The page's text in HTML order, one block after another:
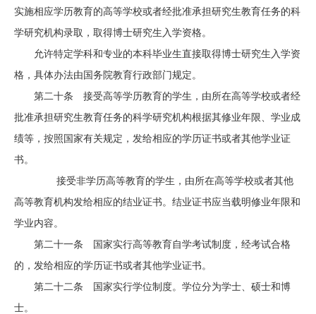
实施相应学历教育的高等学校或者经批准承担研究生教育任务的科
学研究机构录取，取得博士研究生入学资格。
允许特定学科和专业的本科毕业生直接取得博士研究生入学资
格，具体办法由国务院教育行政部门规定。
第二十条 接受高等学历教育的学生，由所在高等学校或者经
批准承担研究生教育任务的科学研究机构根据其修业年限、学业成
绩等，按照国家有关规定，发给相应的学历证书或者其他学业证
书。
接受非学历高等教育的学生，由所在高等学校或者其他
高等教育机构发给相应的结业证书。结业证书应当载明修业年限和
学业内容。
第二十一条 国家实行高等教育自学考试制度，经考试合格
的，发给相应的学历证书或者其他学业证书。
第二十二条 国家实行学位制度。学位分为学士、硕士和博
士。